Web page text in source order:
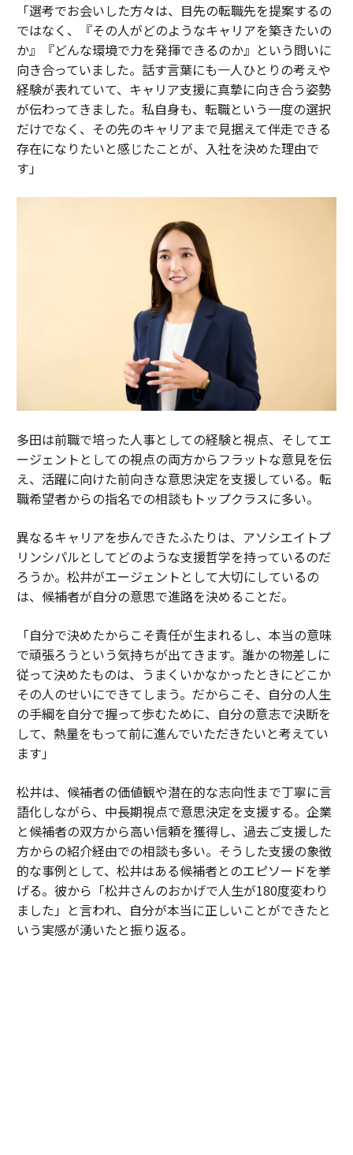
「選考でお会いした方々は、目先の転職先を提案するの
ではなく、『その人がどのようなキャリアを築きたいの
か』『どんな環境で力を発揮できるのか』という問いに
向き合っていました。話す言葉にも一人ひとりの考えや
経験が表れていて、キャリア支援に真摯に向き合う姿勢
が伝わってきました。私自身も、転職という一度の選択
だけでなく、その先のキャリアまで見据えて伴走できる
存在になりたいと感じたことが、入社を決めた理由で
す」
多田は前職で培った人事としての経験と視点、そしてエ
ージェントとしての視点の両方からフラットな意見を伝
え、活躍に向けた前向きな意思決定を支援している。転
職希望者からの指名での相談もトップクラスに多い。
異なるキャリアを歩んできたふたりは、アソシエイトプ
リンシパルとしてどのような支援哲学を持っているのだ
ろうか。松井がエージェントとして大切にしているの
は、候補者が自分の意思で進路を決めることだ。
「自分で決めたからこそ責任が生まれるし、本当の意味
で頑張ろうという気持ちが出てきます。誰かの物差しに
従って決めたものは、うまくいかなかったときにどこか
その人のせいにできてしまう。だからこそ、自分の人生
の手綱を自分で握って歩むために、自分の意志で決断を
して、熱量をもって前に進んでいただきたいと考えてい
ます」
松井は、候補者の価値観や潜在的な志向性まで丁寧に言
語化しながら、中長期視点で意思決定を支援する。企業
と候補者の双方から高い信頼を獲得し、過去ご支援した
方からの紹介経由での相談も多い。そうした支援の象徴
的な事例として、松井はある候補者とのエピソードを挙
げる。彼から「松井さんのおかげで人生が180度変わり
ました」と言われ、自分が本当に正しいことができたと
いう実感が湧いたと振り返る。